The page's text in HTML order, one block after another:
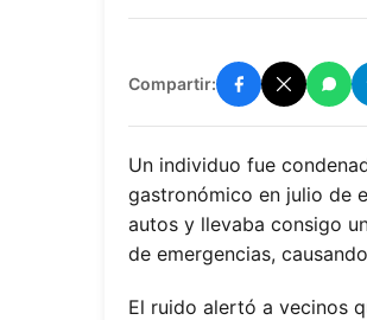
Compartir:
Un individuo fue
gastronómico en julio de
autos y llevaba consigo
de emergencias,
El ruido alertó a vecinos